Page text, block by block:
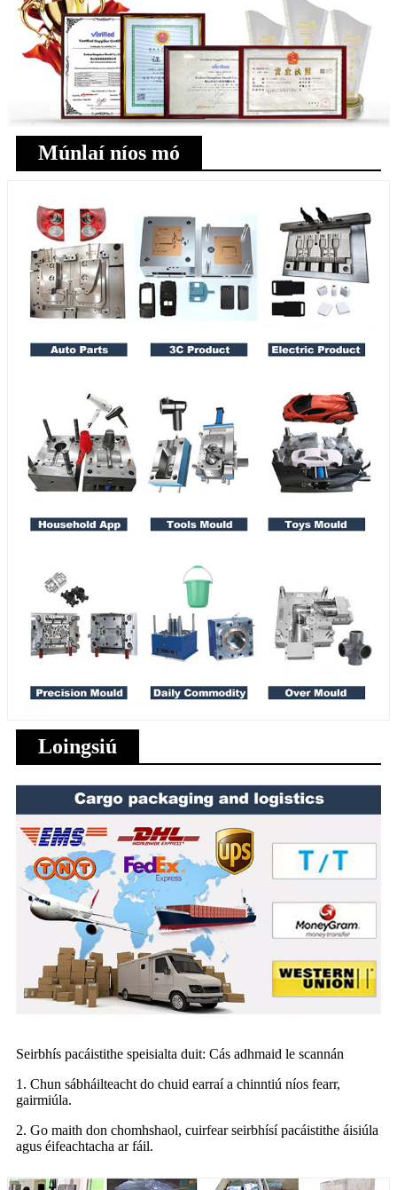
Múnlaí níos mó
Loingsiú
Seirbhís pacáistithe speisialta duit: Cás adhmaid le scannán
1. Chun sábháilteacht do chuid earraí a chinntiú níos fearr,
gairmiúla.
2. Go maith don chomhshaol, cuirfear seirbhísí pacáistithe áisiúla
agus éifeachtacha ar fáil.